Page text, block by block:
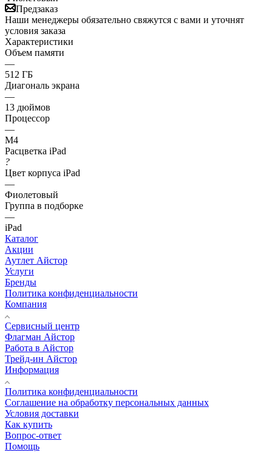
Предзаказ
Наши менеджеры обязательно свяжутся с вами и уточнят
условия заказа
Характеристики
Объем памяти
—
512 ГБ
Диагональ экрана
—
13 дюймов
Процессор
—
M4
Расцветка iPad
?
Цвет корпуса iPad
—
Фиолетовый
Группа в подборке
—
iPad
Каталог
Акции
Аутлет Айстор
Услуги
Бренды
Политика конфиденциальности
Компания
Сервисный центр
Флагман Айстор
Работа в Айстор
Трейд-ин Айстор
Информация
Политика конфиденциальности
Соглашение на обработку персональных данных
Условия доставки
Как купить
Вопрос-ответ
Помощь